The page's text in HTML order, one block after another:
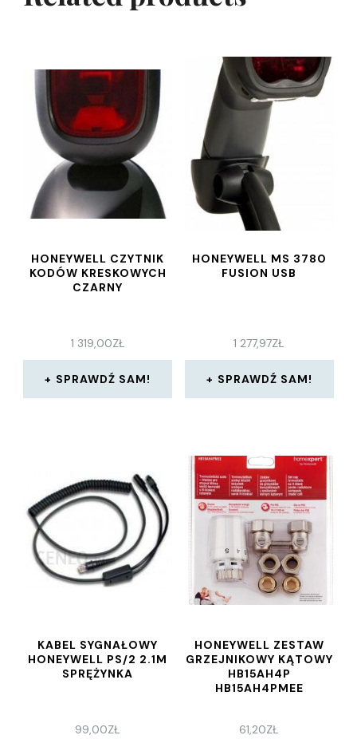
HONEYWELL CZYTNIK
KODÓW KRESKOWYCH
CZARNY
1 319,00ZŁ
SPRAWDŹ SAM!
HONEYWELL MS 3780
FUSION USB
1 277,97ZŁ
SPRAWDŹ SAM!
KABEL SYGNAŁOWY
HONEYWELL PS/2 2.1M
SPRĘŻYNKA
99,00ZŁ
HONEYWELL ZESTAW
GRZEJNIKOWY KĄTOWY
HB15AH4P
HB15AH4PMEE
61,20ZŁ